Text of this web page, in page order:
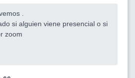
.
si alguien viene presencial o si
zoom